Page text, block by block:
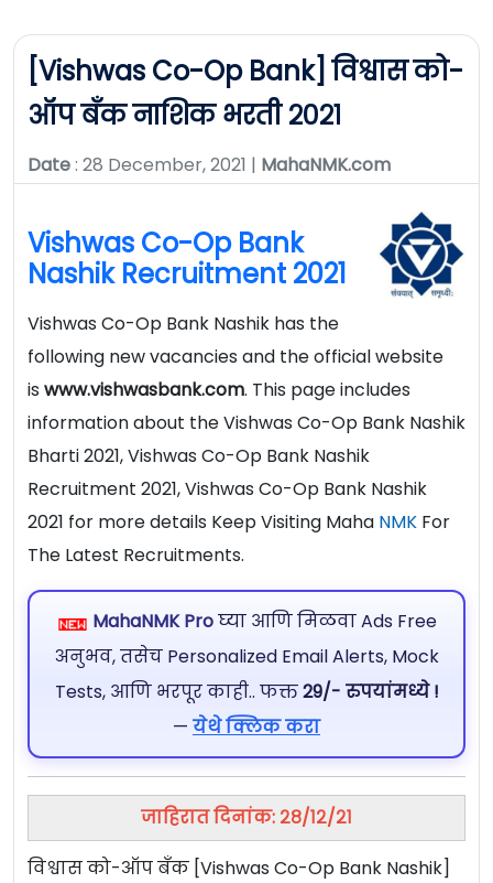
[Vishwas Co-Op Bank] विश्वास को-
ऑप बँक नाशिक भरती २०२१
Date: 28 December, 2021 | MahaNMK.com
Vishwas Co-Op Bank
Nashik Recruitment 2021
Vishwas Co-Op Bank Nashik has the
following new vacancies and the official website
is www.vishwasbank.com. This page includes
information about the Vishwas Co-Op Bank Nashik
Bharti 2021, Vishwas Co-Op Bank Nashik
Recruitment 2021, Vishwas Co-Op Bank Nashik
2021 for more details Keep Visiting Maha NMK For
The Latest Recruitments.
MahaNMK Proघ्या आणि मिळवा Ads Free
अनुभव, तसेच Personalized Email Alerts, Mock
Tests, आणि भरपूर काही.. फक्त29/- रुपयांमध्ये !
— येथे क्लिक करा
जाहिरात दिनांक: २८/१२/२१
विश्वास को-ऑप बँक [Vishwas Co-Op Bank Nashik]